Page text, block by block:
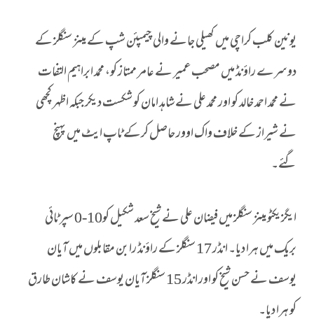
یونین کلب کراچی میں کھیلی جانے والی چیمپئن شپ کے مینز سنگلز کے
دوسرے راؤنڈ میں مصحب عمیر نے عامر ممتاز کو، محمد ابراہیم التفات
نے محمد احمد خالد کو اور محمد علی نے شاہد امان کو شکست دیکر جبکہ اظہر کچھی
نے شیراز کے خلاف واک اوور حاصل کرکے ٹاپ ایٹ میں پہنچ
گئے۔
ایگزیکٹو مینز سنگلز میں فیضان علی نے شیخ سعد شکیل کو10-0 سپر ٹائی
بریک میں ہرا دیا۔ انڈر 17 سنگلز کے راؤنڈ رابن مقابلوں میں آیان
یوسف نے حسن شیخ کو اور انڈر 15 سنگلز آیان یوسف نے کاشان طارق
کو ہرا دیا۔